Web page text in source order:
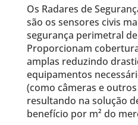
Os Radares de
são os sensores civis
segurança perimetral
Proporcionam
amplas reduzindo
equipamentos
(como câmeras e
resultando na solução
benefício por m² do